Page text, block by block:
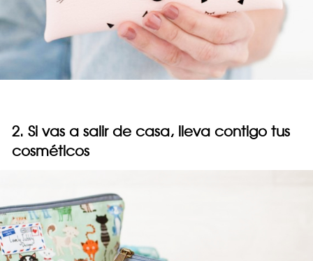
2. Si vas a salir de casa, lleva contigo tus
cosméticos